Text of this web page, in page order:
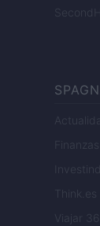
Think.es
Viajar